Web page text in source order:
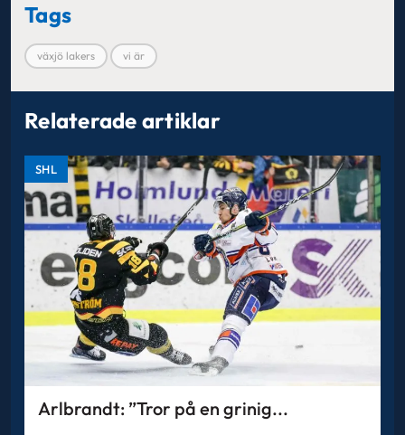
Tags
växjö lakers vi är
Relaterade artiklar
SHL
Arlbrandt: ”Tror på en grinig...